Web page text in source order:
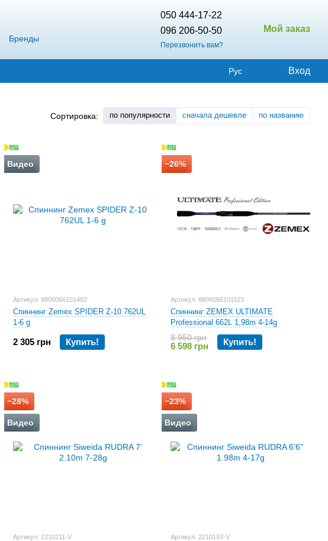
Бренды
050 444-17-22
096 206-50-50
Перезвонить вам?
Мой заказ
Рус Вход
Сортировка: по популярности сначала дешевле по названию
Видео
Артикул: 8806066101482
Спиннинг Zemex SPIDER Z-10 762UL
1-6 g
2 305 грн Купить!
−26%
Артикул: 8806066101123
Спиннинг ZEMEX ULTIMATE
Professional 662L 1,98m 4-14g
8 950 грн
6 598 грн Купить!
−28%
Видео
Артикул: 2210211-V
−23%
Видео
Артикул: 2210193-V